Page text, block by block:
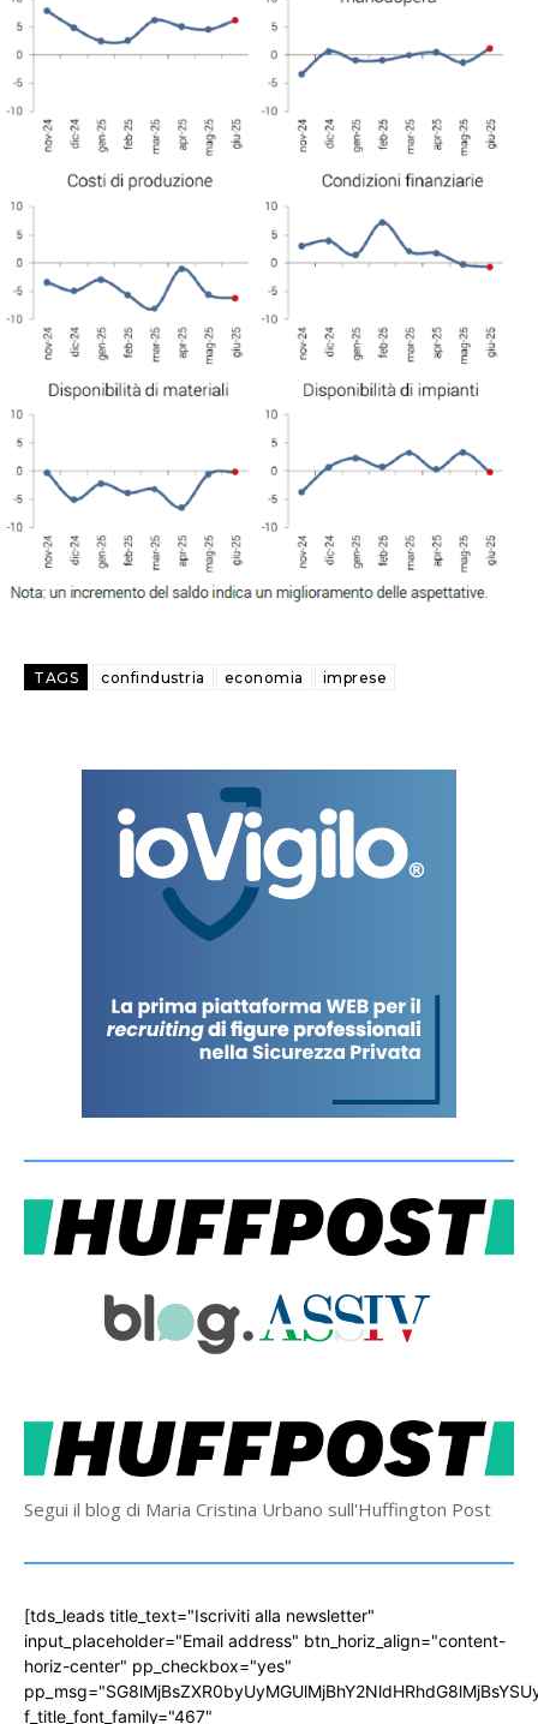
TAGS confindustria economia imprese
Segui il blog di Maria Cristina Urbano sull'Huffington Post
[tds_leads title_text="Iscriviti alla newsletter"
input_placeholder="Email address" btn_horiz_align="content-
horiz-center" pp_checkbox="yes"
f_title_font_family="467"